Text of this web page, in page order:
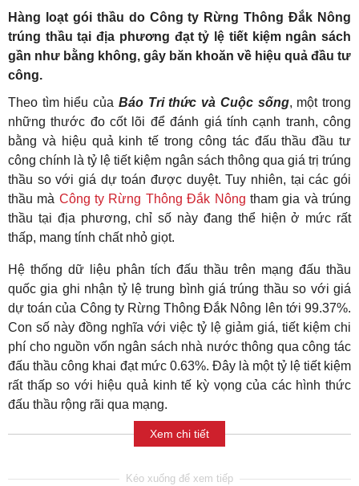
Hàng loạt gói thầu do Công ty Rừng Thông Đắk Nông
trúng thầu tại địa phương đạt tỷ lệ tiết kiệm ngân sách
gần như bằng không, gây băn khoăn về hiệu quả đầu tư
công.
Theo tìm hiểu của Báo Tri thức và Cuộc sống, một trong
những thước đo cốt lõi để đánh giá tính cạnh tranh, công
bằng và hiệu quả kinh tế trong công tác đấu thầu đầu tư
công chính là tỷ lệ tiết kiệm ngân sách thông qua giá trị trúng
thầu so với giá dự toán được duyệt. Tuy nhiên, tại các gói
thầu mà Công ty Rừng Thông Đắk Nông tham gia và trúng
thầu tại địa phương, chỉ số này đang thể hiện ở mức rất
thấp, mang tính chất nhỏ giọt.
Hệ thống dữ liệu phân tích đấu thầu trên mạng đấu thầu
quốc gia ghi nhận tỷ lệ trung bình giá trúng thầu so với giá
dự toán của Công ty Rừng Thông Đắk Nông lên tới 99.37%.
Con số này đồng nghĩa với việc tỷ lệ giảm giá, tiết kiệm chi
phí cho nguồn vốn ngân sách nhà nước thông qua công tác
đấu thầu công khai đạt mức 0.63%. Đây là một tỷ lệ tiết kiệm
rất thấp so với hiệu quả kinh tế kỳ vọng của các hình thức
đấu thầu rộng rãi qua mạng.
Xem chi tiết